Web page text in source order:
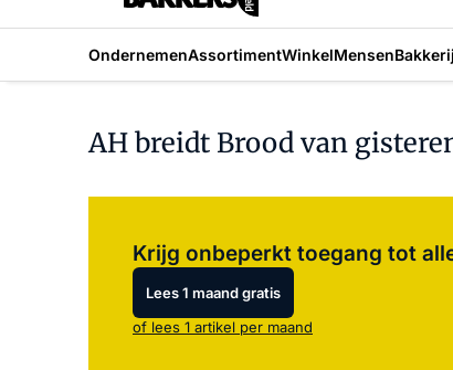
OndernemenAssortimentWinkelMensenBakkerij
AH breidt Brood van
Krijg onbeperkt toegang tot
Lees 1 maand gratis
of lees 1 artikel per maand